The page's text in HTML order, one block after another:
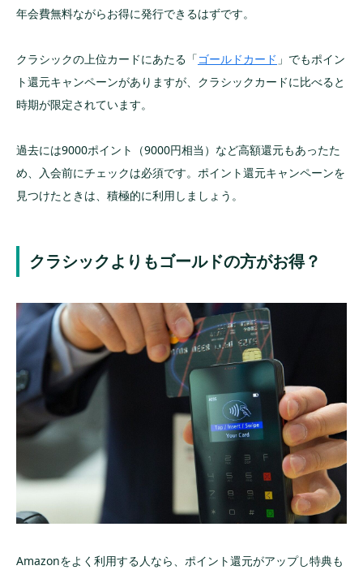
年会費無料ながらお得に発行できるはずです。
クラシックの上位カードにあたる「ゴールドカード 」でもポイン
ト還元キャンペーンがありますが、クラシックカードに比べると
時期が限定されています。
過去には9000ポイント（9000円相当）など高額還元もあったた
め、入会前にチェックは必須です。ポイント還元キャンペーンを
見つけたときは、積極的に利用しましょう。
クラシックよりもゴールドの方がお得？
Amazonをよく利用する人なら、ポイント還元がアップし特典も